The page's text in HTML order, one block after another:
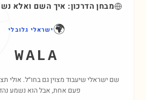
מבחן הדרכון: איך השם ואלא
🌍ישראלי גלובלי
WALA
שם ישראלי שיעבוד מצוין גם בחו״ל. אולי
פעם אחת, אבל הוא נשמע